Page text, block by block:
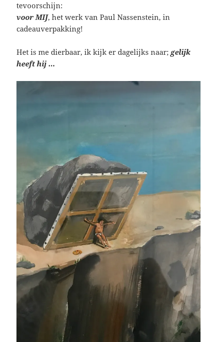
tevoorschijn:
voor MIJ, het werk van Paul Nassenstein, in
cadeauverpakking!
Het is me dierbaar, ik kijk er dagelijks naar;gelijk
heeft hij …